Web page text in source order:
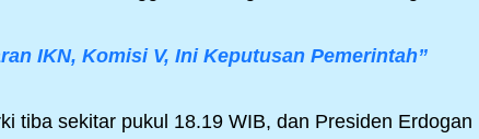
IKN, Komisi V, Ini Keputusan Pemerintah”
tiba sekitar pukul 18.19 WIB, dan Presiden Erdogan